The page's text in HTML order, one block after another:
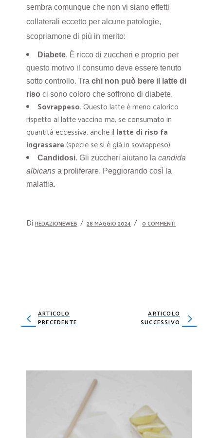
sembra comunque che non vi siano effetti
collaterali eccetto per alcune patologie,
scopriamone di più in merito:
Diabete. È ricco di zuccheri e proprio per
questo motivo il consumo deve essere tenuto
sotto controllo. Tra chi non può bere il latte di
riso ci sono coloro che soffrono di diabete.
Sovrappeso. Questo latte è meno calorico
rispetto al latte vaccino ma, se consumato in
quantità eccessiva, anche il latte di riso fa
ingrassare(specie se si è già in sovrappeso).
Candidosi. Gli zuccheri aiutano la candida
albicans a proliferare. Peggiorando così la
malattia.
Di REDAZIONEWEB 28 MAGGIO 2024 0 COMMENTI
ARTICOLO
PRECEDENTE
ARTICOLO
SUCCESSIVO